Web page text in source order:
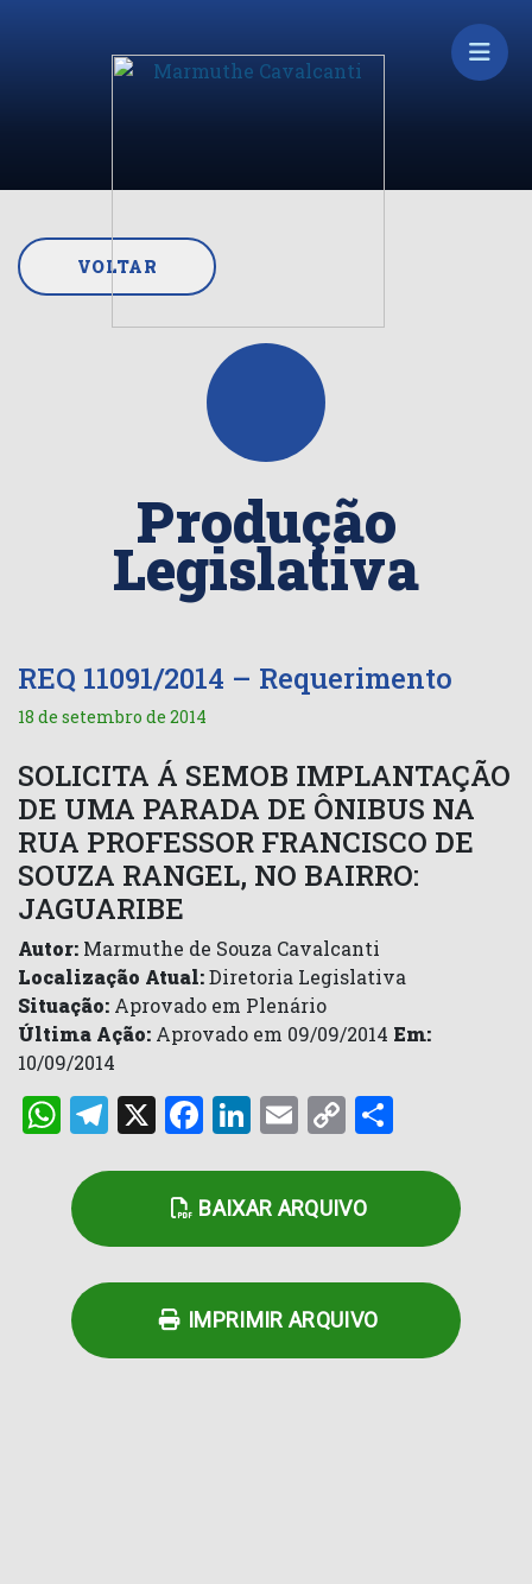
VOLTAR
Produção
Legislativa
REQ 11091/2014 – Requerimento
18 de setembro de 2014
SOLICITA Á SEMOB IMPLANTAÇÃO
DE UMA PARADA DE ÔNIBUS NA
RUA PROFESSOR FRANCISCO DE
SOUZA RANGEL, NO BAIRRO:
JAGUARIBE
Autor: Marmuthe de Souza Cavalcanti
Localização Atual:Diretoria Legislativa
Situação: Aprovado em Plenário
Última Ação: Aprovado em 09/09/2014 Em:
10/09/2014
WhatsApp
Telegram
X Facebook
LinkedIn
Email
Copy
BAIXAR ARQUIVO
IMPRIMIR ARQUIVO